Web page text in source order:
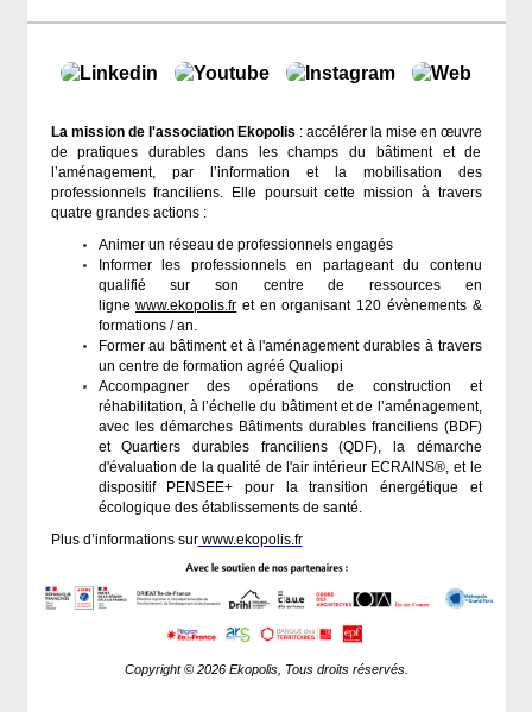
La mission de l'association Ekopolis : accélérer la mise en œuvre
de pratiques durables dans les champs du bâtiment et de
l’aménagement, par l’information et la mobilisation des
professionnels franciliens. Elle poursuit cette mission à travers
quatre grandes actions :
Animer un réseau de professionnels engagés
Informer les professionnels en partageant du contenu
qualifié sur son centre de ressources en
lignewww.ekopolis.fr et en organisant 120 évènements &
formations / an.
Former au bâtiment et à l'aménagement durables à travers
un centre de formation agréé Qualiopi
Accompagner des opérations de construction et
réhabilitation, à l’échelle du bâtiment et de l’aménagement,
avec les démarches Bâtiments durables franciliens (BDF)
et Quartiers durables franciliens (QDF), la démarche
d'évaluation de la qualité de l'air intérieur ECRAINS®, et le
dispositif PENSEE+ pour la transition énergétique et
écologique des établissements de santé.
Plus d’informations surwww.ekopolis.fr
Copyright © 2026 Ekopolis, Tous droits réservés.